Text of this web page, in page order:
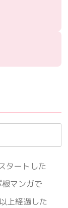
タートした
マンガで
上経過した